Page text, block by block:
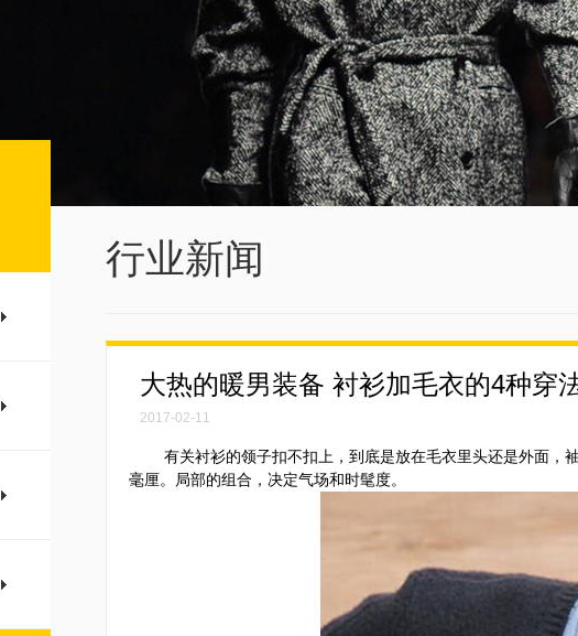
行业新闻
大热的暖男装备 衬衫加毛衣的4种穿
2017-02-11
有关衬衫的领子扣不扣上，到底是放在毛衣里头还是外面，
毫厘。局部的组合，决定气场和时髦度。